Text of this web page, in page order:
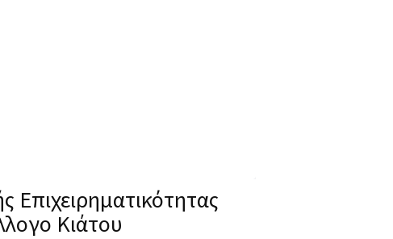
Επιχειρηματικότητας
Κιάτου